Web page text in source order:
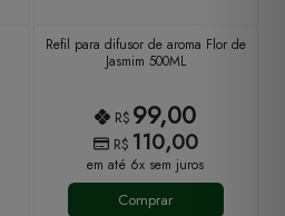
Refil para difusor de aroma Flor de
Jasmim 500ML
R$ 99,00
R$ 110,00
em até 6x sem juros
Comprar